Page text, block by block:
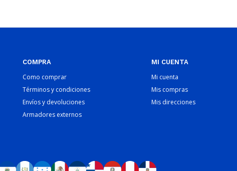
COMPRA
Como comprar
Términos y condiciones
Envíos y devoluciones
Armadores externos
MI CUENTA
Mi cuenta
Mis compras
Mis direcciones